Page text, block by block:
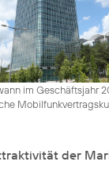
im Geschäftsjahr
der